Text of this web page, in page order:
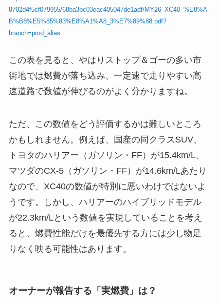
8702d4f5cf079955/68ba3bc03eac405047de1adf/MY26_XC40_%E8%A
B%B8%E5%85%83%E8%A1%A8_3%E7%89%88.pdf?
branch=prod_alias
この表を見ると、やはりストップ＆ゴーの多い市
街地では燃費が落ち込み、一定速で走りやすい高
速道路で数値が伸びるのがよく分かりますね。
ただ、この数値をどう評価するかは難しいところ
かもしれません。例えば、国産の同クラスSUV、
トヨタのハリアー（ガソリン・FF）が15.4km/L、
マツダのCX-5（ガソリン・FF）が14.6km/Lあたり
なので、XC40の数値が特別に悪いわけではないよ
うです。しかし、ハリアーのハイブリッドモデル
が22.3km/Lという数値を実現していることを考え
ると、燃費性能だけを最優先する方には少し物足
りなく映る可能性はあります。
オーナーが報告する「実燃費」は？